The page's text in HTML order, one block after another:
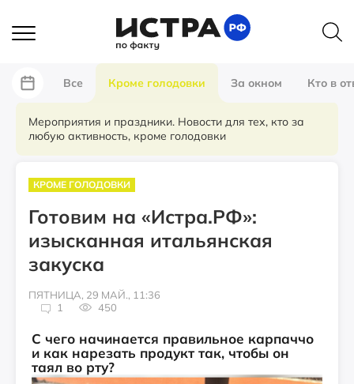
Все Кроме голодовки За окном Кто в
Мероприятия и праздники. Новости для тех, кто за
любую активность, кроме голодовки
КРОМЕ ГОЛОДОВКИ
Готовим на «Истра.РФ»:
изысканная итальянская
закуска
ПЯТНИЦА, 29 МАЙ., 11:36
1
450
С чего начинается правильное карпаччо
и как нарезать продукт так, чтобы он
таял во рту?